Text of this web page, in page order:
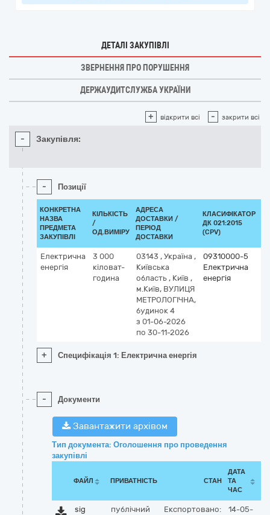
ДЕТАЛІ ЗАКУПІВЛІ
ЗВЕРНЕННЯ ПРО ПОРУШЕННЯ
ДЕРЖАУДИТСЛУЖБА УКРАЇНИ
+ відкрити всі - закрити всі
- Закупівля:
- Позиції
КОНКРЕТНА
НАЗВА
ПРЕДМЕТА
ЗАКУПІВЛІ
КІЛЬКІСТЬ
/
ОД.ВИМІРУ
АДРЕСА
ДОСТАВКИ /
ПЕРІОД
ДОСТАВКИ
КЛАСИФІКАТОР
ДК 021:2015
(CPV)
Електрична
енергія
3 000
кіловат-
година
03143 , Україна ,
Київська
область , Київ ,
м.Київ, ВУЛИЦЯ
МЕТРОЛОГІЧНА,
будинок 4
з 01-06-2026
по 30-11-2026
09310000-5
Електрична
енергія
+ Специфікація 1: Електрична енергія
- Документи
Завантажити архівом
Тип документа: Оголошення про проведення
закупівлі
ФАЙЛ ПРИВАТНІСТЬ СТАН
ДАТА
ТА
ЧАС
sig публічний Експортовано: 14-05-